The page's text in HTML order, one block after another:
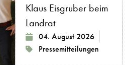
Klaus Eisgruber beim
Landrat
04. August 2026
Pressemitteilungen